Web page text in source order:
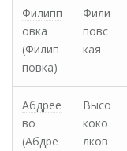
Филипп
овка
(Филип
повка)
Фили
повс
кая
Абдрее
во
(Абдре
Высо
коко
лков